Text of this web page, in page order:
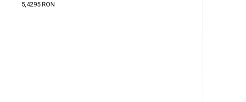
5,4295 RON